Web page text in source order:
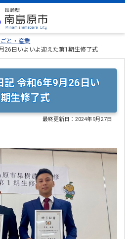
ごと・産業
26日いよいよ迎えた第1期生修了式
記 令和6年9月26日い
生修了式
最終更新日：2024年9月27日